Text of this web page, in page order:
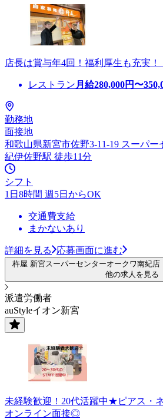
店長は賞与年4回！福利厚生も充実！
レストラン 月給280,000円〜
勤務地
面接地
和歌山県新宮市佐野3-11-19 スーパー
紀伊佐野駅 徒歩11分
シフト
1日8時間 週5日からOK
交通費支給
まかないあり
詳細を見る 応募画面に進む
杵屋 新宮スーパーセンターオークワ南紀
他の求人を見る
派遣労働者
auStyleイオン新宮
未経験歓迎！20代活躍中★ピアス・
オンライン面接◎